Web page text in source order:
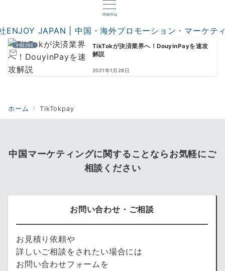
menu
中国SNS
TikTokが決済業界へ！DouyinPayを速攻
解説
2021年1月28日
ホーム TikTokpay
中国マーケティングに関することならお気軽にご
相談ください
お問い合わせ・ご相談
お見積り依頼や
詳しいご相談をされたい場合には
お問い合わせフォームを